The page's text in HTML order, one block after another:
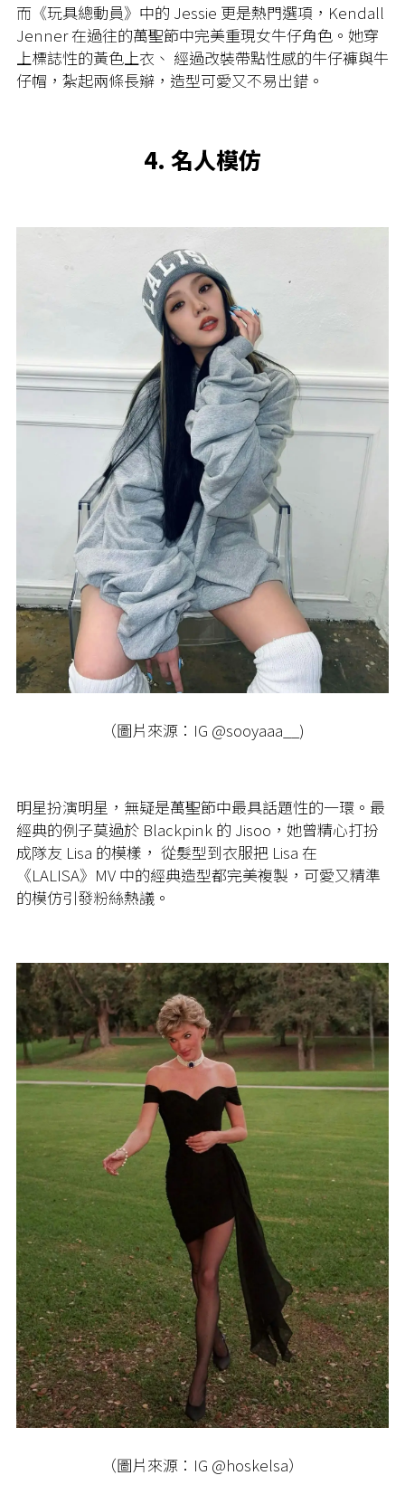
而《玩具總動員》中的 Jessie 更是熱門選項，Kendall
Jenner 在過往的萬聖節中完美重現女牛仔角色。她穿
上標誌性的黃色上衣、 經過改裝帶點性感的牛仔褲與牛
仔帽，紮起兩條長辮，造型可愛又不易出錯。
4.名人模仿
（圖片來源：IG @sooyaaa__)
明星扮演明星，無疑是萬聖節中最具話題性的一環。最
經典的例子莫過於 Blackpink 的 Jisoo，她曾精心打扮
成隊友 Lisa 的模樣， 從髮型到衣服把 Lisa 在
《LALISA》MV 中的經典造型都完美複製，可愛又精準
的模仿引發粉絲熱議。
（圖片來源：IG @hoskelsa）